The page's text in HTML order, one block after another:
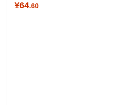
¥64.60